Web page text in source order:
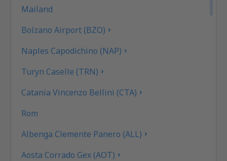
Mailand
Bolzano Airport (BZO)
Naples Capodichino (NAP)
Turyn Caselle (TRN)
Catania Vincenzo Bellini (CTA)
Rom
Albenga Clemente Panero (ALL)
Aosta Corrado Gex (AOT)